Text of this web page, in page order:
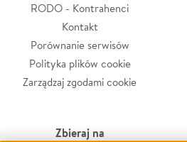
RODO - Kontrahenci
Kontakt
Porównanie serwisów
Polityka plików cookie
Zarządzaj zgodami cookie
Zbieraj na